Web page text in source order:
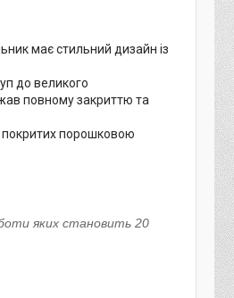
має стильний дизайн із
до великого
повному закриттю та
покритих порошковою
яких становить 20